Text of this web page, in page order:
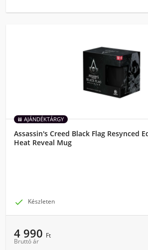
AJÁNDÉKTÁRGY
Assassin's Creed Black Flag Resynced
Heat Reveal Mug
 Készleten
4 990 Ft
Bruttó ár